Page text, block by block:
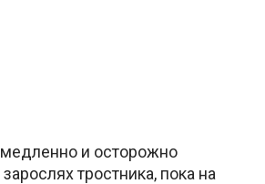
медленно и осторожно
тростника, пока на